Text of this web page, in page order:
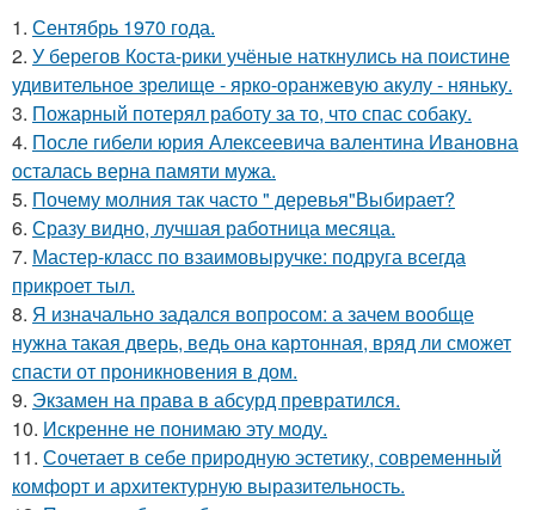
1. Сентябрь 1970 года.
2. У берегов Коста-рики учёные наткнулись на поистине
удивительное зрелище - ярко-оранжевую акулу - няньку.
3. Пожарный потерял работу за то, что спас собаку.
4. После гибели юрия Алексеевича валентина Ивановна
осталась верна памяти мужа.
5. Почему молния так часто " деревья"Выбирает?
6. Сразу видно, лучшая работница месяца.
7. Мастер-класс по взаимовыручке: подруга всегда
прикроет тыл.
8. Я изначально задался вопросом: а зачем вообще
нужна такая дверь, ведь она картонная, вряд ли сможет
спасти от проникновения в дом.
9. Экзамен на права в абсурд превратился.
10. Искренне не понимаю эту моду.
11. Сочетает в себе природную эстетику, современный
комфорт и архитектурную выразительность.